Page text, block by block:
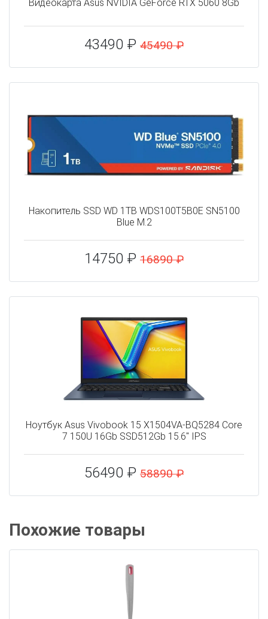
Видеокарта Asus NVIDIA GeForce RTX 5060 8Gb
43490 ₽ 45490 ₽
Накопитель SSD WD 1TB WDS100T5B0E SN5100
Blue M.2
14750 ₽ 16890 ₽
Ноутбук Asus Vivobook 15 X1504VA-BQ5284 Core
7 150U 16Gb SSD512Gb 15.6" IPS
56490 ₽ 58890 ₽
Похожие товары